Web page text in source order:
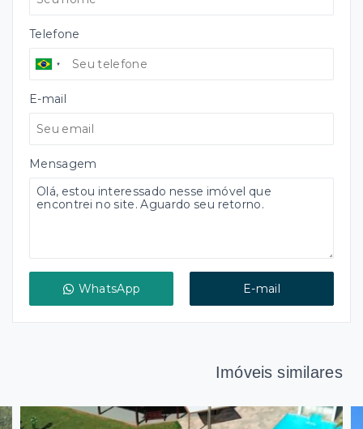
Telefone
E-mail
Mensagem
WhatsApp E-mail
Imóveis similares